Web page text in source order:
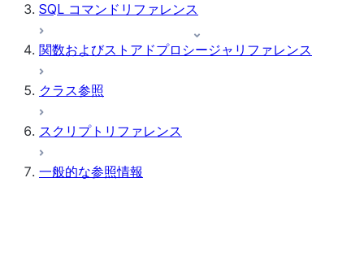
SQL コマンドリファレンス
関数およびストアドプロシージャリファレンス
クラス参照
スクリプトリファレンス
一般的な参照情報